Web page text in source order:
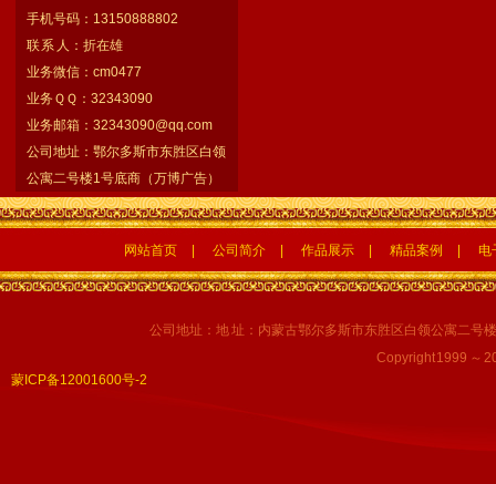
手机号码：13150888802
联 系 人：折在雄
业务微信：cm0477
业务ＱＱ：32343090
业务邮箱： 32343090@qq.com
公司地址：鄂尔多斯市东胜区白领
公寓二号楼1号底商（万博广告）
网站首页 公司简介 作品展示 精品案例 电
公司地址：地 址：内蒙古鄂尔多斯市东胜区白领公寓二
Copyright 1999 ～
蒙ICP备12001600号-2